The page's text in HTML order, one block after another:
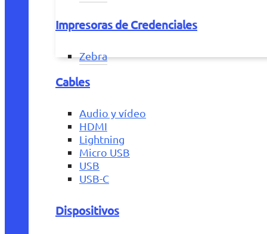
Impresoras de Credenciales
Zebra
Cables
Audio y vídeo
HDMI
Lightning
Micro USB
USB
USB-C
Dispositivos